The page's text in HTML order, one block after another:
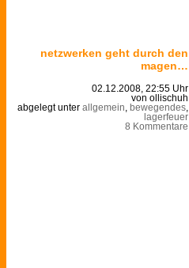
netzwerken geht durch den
magen…
02.12.2008, 22:55 Uhr
von ollischuh
abgelegt unter allgemein bewegendes
lagerfeuer
8 Kommentare